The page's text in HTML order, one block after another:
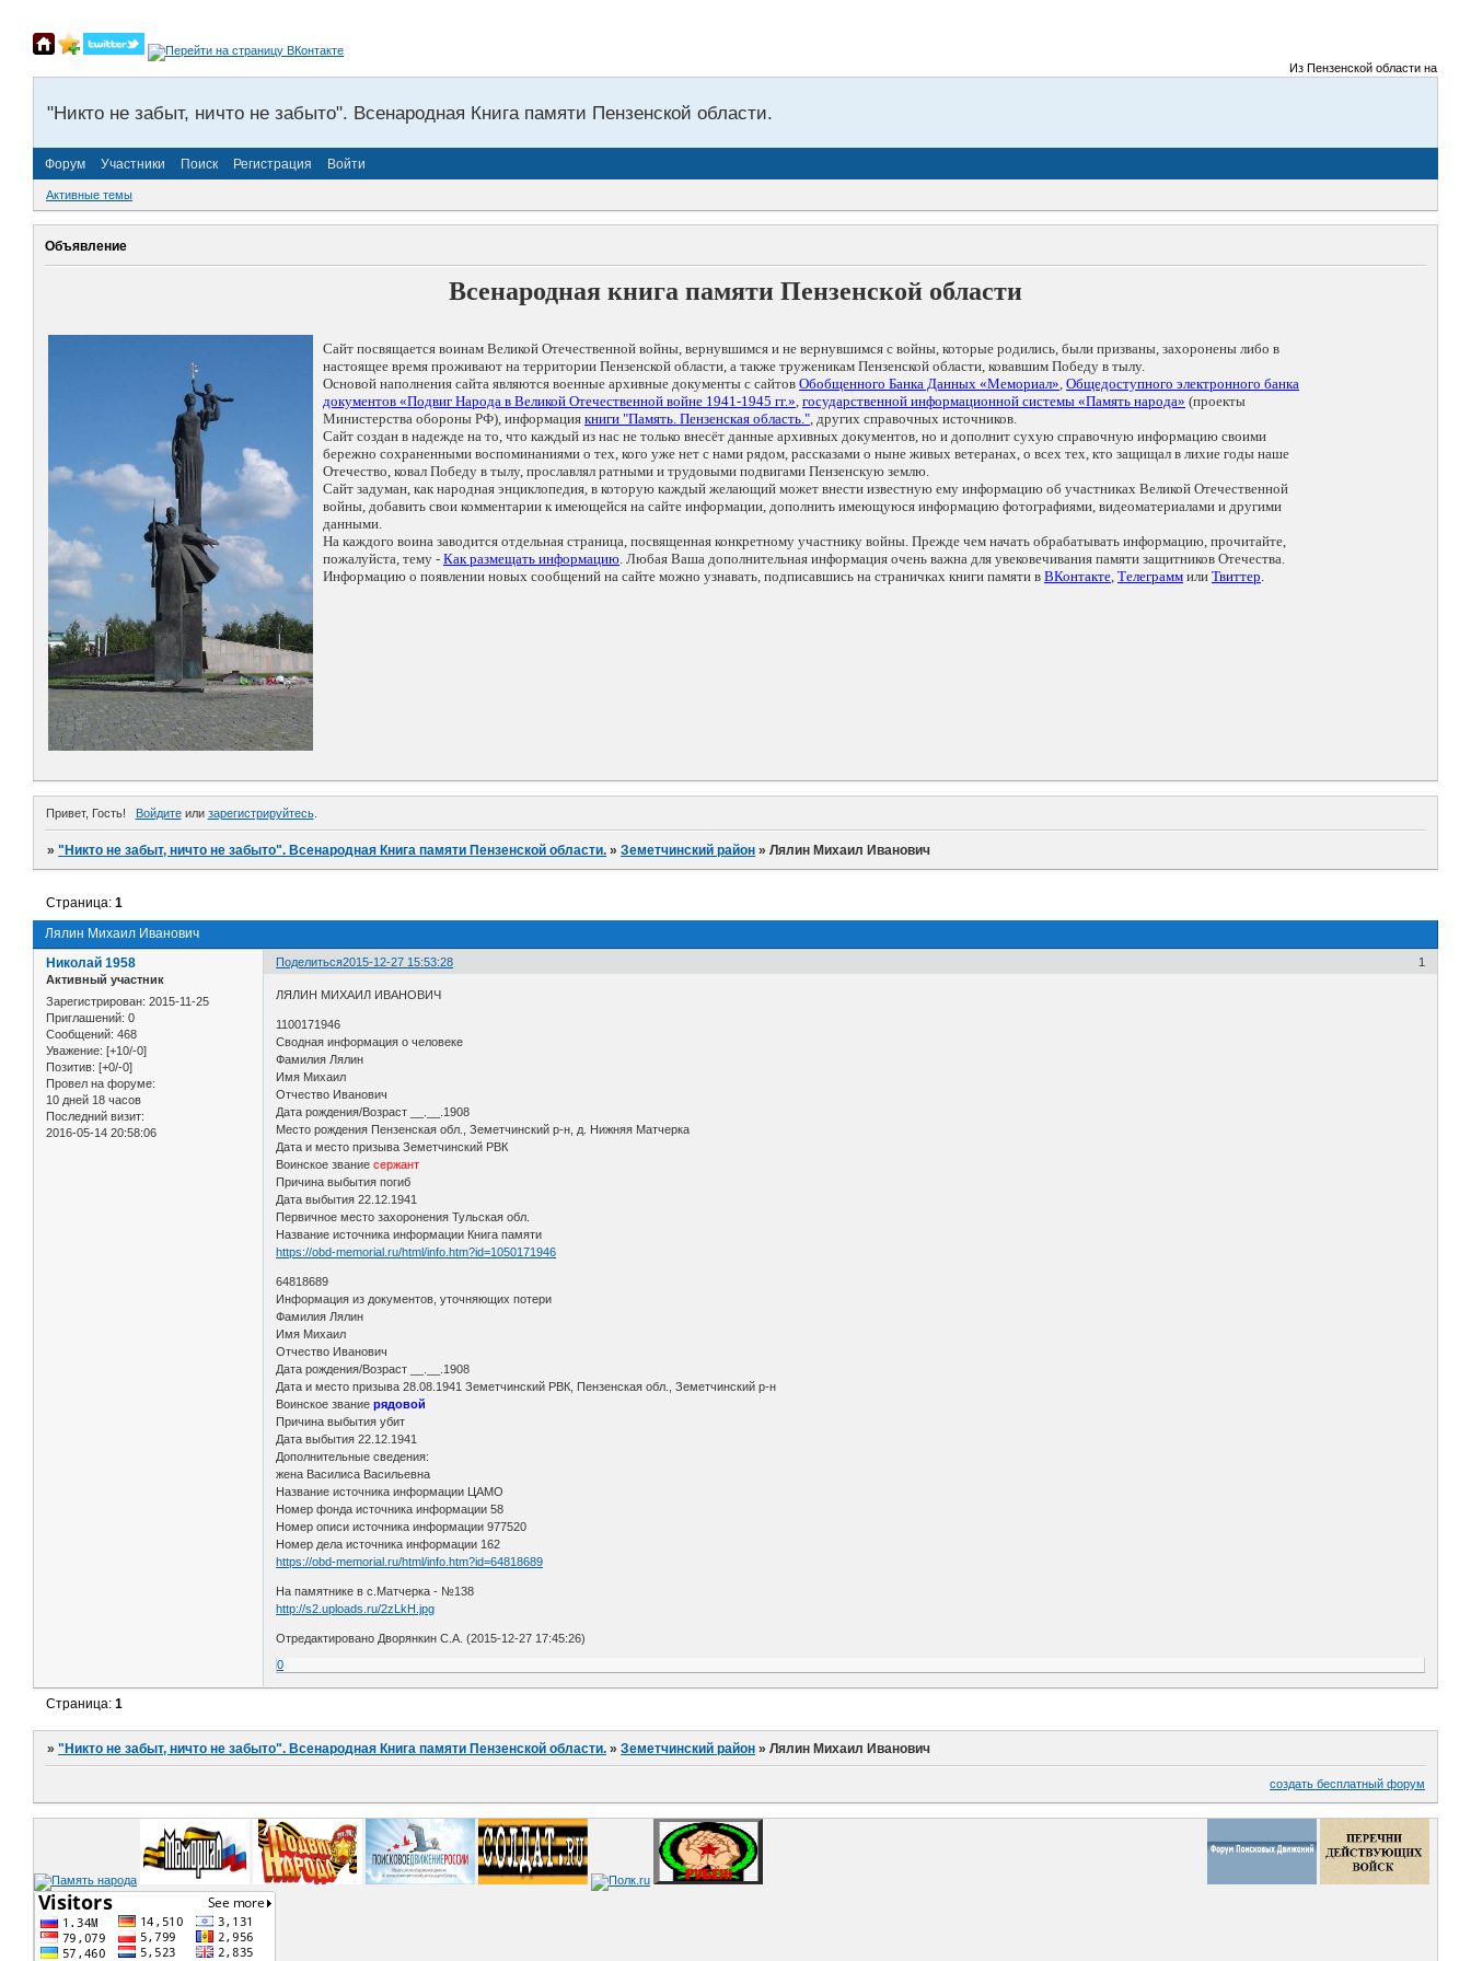
Из Пензенской области на
"Никто не забыт, ничто не забыто". Всенародная Книга памяти Пензенской области.
Форум Участники Поиск Регистрация Войти
Активные темы
Объявление
Всенародная книга памяти Пензенской области
Сайт посвящается воинам Великой Отечественной войны, вернувшимся и не вернувшимся с войны, которые родились, были призваны, захоронены либо в
настоящее время проживают на территории Пензенской области, а также труженикам Пензенской области, ковавшим Победу в тылу.
Основой наполнения сайта являются военные архивные документы с сайтов Обобщенного Банка Данных «Мемориал», Общедоступного электронного банка
документов «Подвиг Народа в Великой Отечественной войне 1941-1945 гг.», государственной информационной системы «Память народа» (проекты
Министерства обороны РФ), информация книги "Память. Пензенская область.", других справочных источников.
Сайт создан в надежде на то, что каждый из нас не только внесёт данные архивных документов, но и дополнит сухую справочную информацию своими
бережно сохраненными воспоминаниями о тех, кого уже нет с нами рядом, рассказами о ныне живых ветеранах, о всех тех, кто защищал в лихие годы наше
Отечество, ковал Победу в тылу, прославлял ратными и трудовыми подвигами Пензенскую землю.
Сайт задуман, как народная энциклопедия, в которую каждый желающий может внести известную ему информацию об участниках Великой Отечественной
войны, добавить свои комментарии к имеющейся на сайте информации, дополнить имеющуюся информацию фотографиями, видеоматериалами и другими
данными.
На каждого воина заводится отдельная страница, посвященная конкретному участнику войны. Прежде чем начать обрабатывать информацию, прочитайте,
пожалуйста, тему - Как размещать информацию. Любая Ваша дополнительная информация очень важна для увековечивания памяти защитников Отечества.
Информацию о появлении новых сообщений на сайте можно узнавать, подписавшись на страничках книги памяти в ВКонтакте, Телеграмм или Твиттер.
Привет, Гость! Войдитеили зарегистрируйтесь.
»"Никто не забыт, ничто не забыто". Всенародная Книга памяти Пензенской области. »Земетчинский район »Лялин Михаил Иванович
Лялин Михаил Иванович
Страница:1
Поделиться 1
2015-12-27 15:53:28
Николай 1958
Активный участник
Зарегистрирован: 2015-11-25
Приглашений: 0
Сообщений: 468
Уважение: [+10/-0]
Позитив: [+0/-0]
Провел на форуме:
10 дней 18 часов
Последний визит:
2016-05-14 20:58:06
ЛЯЛИН МИХАИЛ ИВАНОВИЧ
1100171946
Сводная информация о человеке
Фамилия Лялин
Имя Михаил
Отчество Иванович
Дата рождения/Возраст __.__.1908
Место рождения Пензенская обл., Земетчинский р-н, д. Нижняя Матчерка
Дата и место призыва Земетчинский РВК
Воинское званиесержант
Причина выбытия погиб
Дата выбытия 22.12.1941
Первичное место захоронения Тульская обл.
Название источника информации Книга памяти
https://obd-memorial.ru/html/info.htm?id=1050171946
64818689
Информация из документов, уточняющих потери
Фамилия Лялин
Имя Михаил
Отчество Иванович
Дата рождения/Возраст __.__.1908
Дата и место призыва 28.08.1941 Земетчинский РВК, Пензенская обл., Земетчинский р-н
Воинское званиерядовой
Причина выбытия убит
Дата выбытия 22.12.1941
Дополнительные сведения:
жена Василиса Васильевна
Название источника информации ЦАМО
Номер фонда источника информации 58
Номер описи источника информации 977520
Номер дела источника информации 162
https://obd-memorial.ru/html/info.htm?id=64818689
На памятнике в с.Матчерка - №138
http://s2.uploads.ru/2zLkH.jpg
Отредактировано Дворянкин С.А. (2015-12-27 17:45:26)
0
Страница:1
»"Никто не забыт, ничто не забыто". Всенародная Книга памяти Пензенской области. »Земетчинский район »Лялин Михаил Иванович
создать бесплатный форум